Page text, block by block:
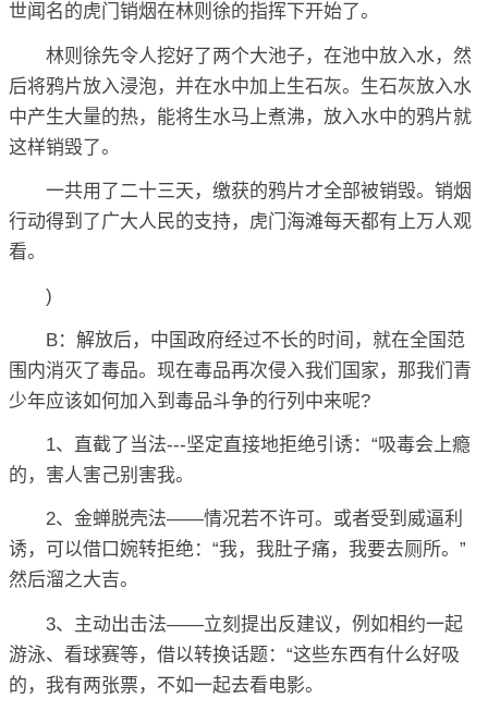
世闻名的虎门销烟在林则徐的指挥下开始了。
林则徐先令人挖好了两个大池子，在池中放入水，然
后将鸦片放入浸泡，并在水中加上生石灰。生石灰放入水
中产生大量的热，能将生水马上煮沸，放入水中的鸦片就
这样销毁了。
一共用了二十三天，缴获的鸦片才全部被销毁。销烟
行动得到了广大人民的支持，虎门海滩每天都有上万人观
看。
)
B：解放后，中国政府经过不长的时间，就在全国范
围内消灭了毒品。现在毒品再次侵入我们国家，那我们青
少年应该如何加入到毒品斗争的行列中来呢?
1、直截了当法---坚定直接地拒绝引诱：“吸毒会上瘾
的，害人害己别害我。
2、金蝉脱壳法——情况若不许可。或者受到威逼利
诱，可以借口婉转拒绝：“我，我肚子痛，我要去厕所。”
然后溜之大吉。
3、主动出击法——立刻提出反建议，例如相约一起
游泳、看球赛等，借以转换话题：“这些东西有什么好吸
的，我有两张票，不如一起去看电影。